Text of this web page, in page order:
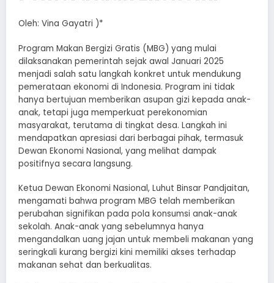
Oleh: Vina Gayatri )*
Program Makan Bergizi Gratis (MBG) yang mulai
dilaksanakan pemerintah sejak awal Januari 2025
menjadi salah satu langkah konkret untuk mendukung
pemerataan ekonomi di Indonesia. Program ini tidak
hanya bertujuan memberikan asupan gizi kepada anak-
anak, tetapi juga memperkuat perekonomian
masyarakat, terutama di tingkat desa. Langkah ini
mendapatkan apresiasi dari berbagai pihak, termasuk
Dewan Ekonomi Nasional, yang melihat dampak
positifnya secara langsung.
Ketua Dewan Ekonomi Nasional, Luhut Binsar Pandjaitan,
mengamati bahwa program MBG telah memberikan
perubahan signifikan pada pola konsumsi anak-anak
sekolah. Anak-anak yang sebelumnya hanya
mengandalkan uang jajan untuk membeli makanan yang
seringkali kurang bergizi kini memiliki akses terhadap
makanan sehat dan berkualitas.